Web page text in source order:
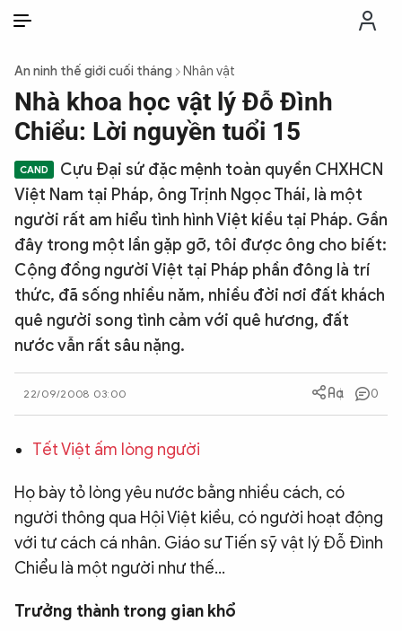
THỜI SỰ
CHỐNG DIỄN BIẾN HÒA BÌNH
CÔNG AN TRONG LÒNG DÂN
XÃ HỘI
PHÁP LUẬT
BẠN ĐỌC & CAND
eMagazine
Podcast
An ninh thế giới cuối tháng Nhân vật
Nhà khoa học vật lý Đỗ Đình
Chiểu: Lời nguyền tuổi 15
Cựu Đại sứ đặc mệnh toàn quyền CHXHCN
Việt Nam tại Pháp, ông Trịnh Ngọc Thái, là một
người rất am hiểu tình hình Việt kiều tại Pháp. Gần
đây trong một lần gặp gỡ, tôi được ông cho biết:
Cộng đồng người Việt tại Pháp phần đông là trí
thức, đã sống nhiều năm, nhiều đời nơi đất khách
quê người song tình cảm với quê hương, đất
nước vẫn rất sâu nặng.
22/09/2008 03:00 0
Tết Việt ấm lòng người
Họ bày tỏ lòng yêu nước bằng nhiều cách, có
người thông qua Hội Việt kiều, có người hoạt động
với tư cách cá nhân. Giáo sư Tiến sỹ vật lý Đỗ Đình
Chiểu là một người như thế...
Trưởng thành trong gian khổ